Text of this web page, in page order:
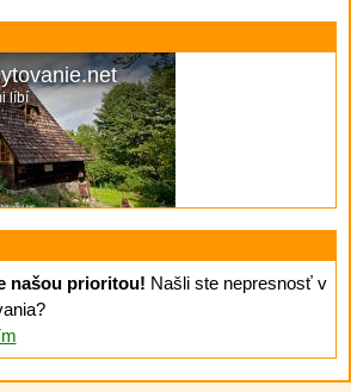
líbí
našou prioritou! Našli ste nepresnosť v